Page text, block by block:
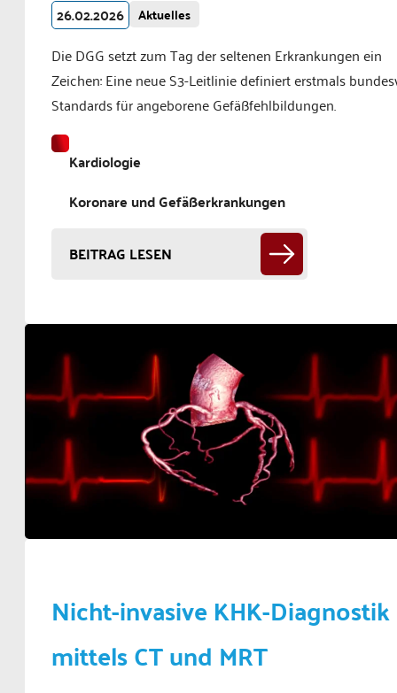
26.02.2026 Aktuelles
Die DGG setzt zum Tag der seltenen Erkrankungen ein
Zeichen: Eine neue S3-Leitlinie definiert erstmals
Standards für angeborene Gefäßfehlbildungen.
Kardiologie
Koronare und Gefäßerkrankungen
BEITRAG LESEN
Nicht-invasive KHK-Diagnostik
mittels CT und MRT